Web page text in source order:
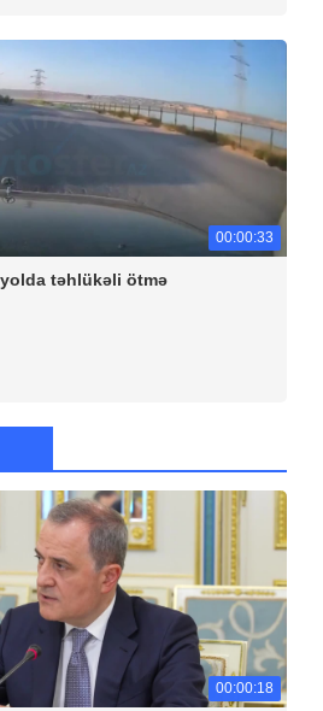
00:00:33
təhlükəli ötmə
00:00:18